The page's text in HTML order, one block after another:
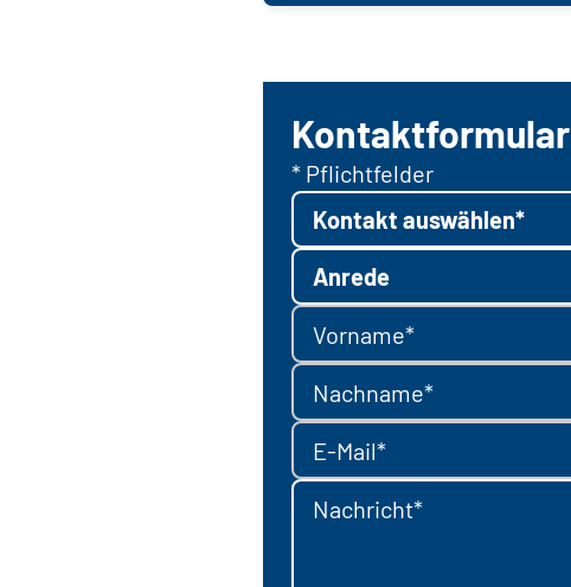
Kontaktformular
* Pflichtfelder
Kontakt auswählen*
Anrede
Vorname*
Nachname*
E-Mail*
Nachricht*